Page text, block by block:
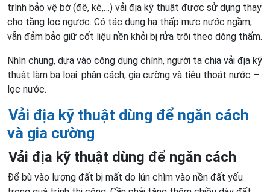
trình bảo vệ bờ (đê, kè,…) vải địa kỹ thuật được sử dụng thay
cho tầng lọc ngược. Có tác dụng hạ thấp mực nước ngầm,
vẫn đảm bảo giữ cốt liệu nền khỏi bị rửa trôi theo dòng thấm.
Nhìn chung, dựa vào công dụng chính, người ta chia vải địa kỹ
thuật làm ba loại: phân cách, gia cường và tiêu thoát nước –
lọc nước.
Vải địa kỹ thuật dùng để ngăn cách
và gia cường
Vải địa kỹ thuật dùng để ngăn cách
Để bù vào lượng đất bị mất do lún chìm vào nền đất yếu